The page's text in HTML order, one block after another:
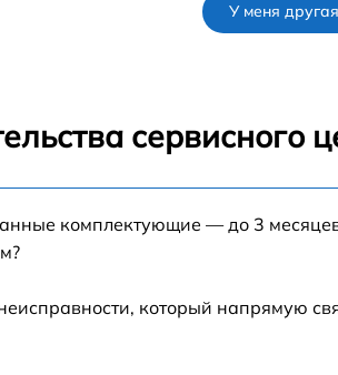
от
У меня
сервисного
комплектующие — до 3
который напрямую